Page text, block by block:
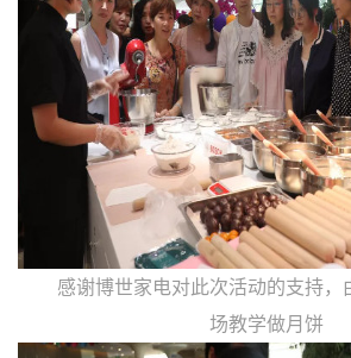
感谢博世家电对此次活动的支持，
场教学做月饼